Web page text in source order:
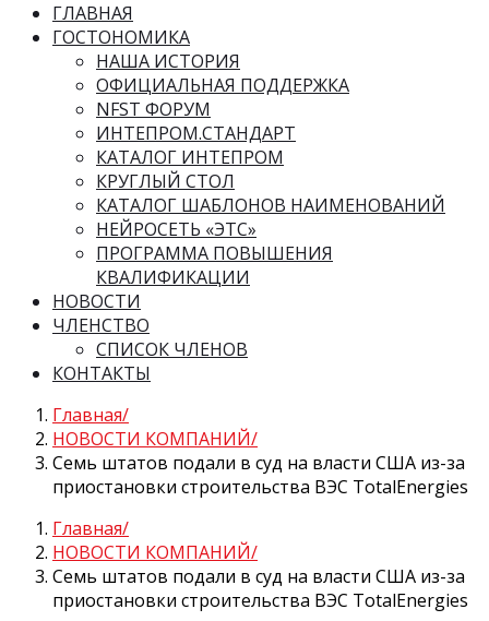
ГЛАВНАЯ
ГОСТОНОМИКА
НАША ИСТОРИЯ
ОФИЦИАЛЬНАЯ ПОДДЕРЖКА
NFST ФОРУМ
ИНТЕПРОМ.СТАНДАРТ
КАТАЛОГ ИНТЕПРОМ
КРУГЛЫЙ СТОЛ
КАТАЛОГ ШАБЛОНОВ НАИМЕНОВАНИЙ
НЕЙРОСЕТЬ «ЭТС»
ПРОГРАММА ПОВЫШЕНИЯ
КВАЛИФИКАЦИИ
НОВОСТИ
ЧЛЕНСТВО
СПИСОК ЧЛЕНОВ
КОНТАКТЫ
Главная
НОВОСТИ КОМПАНИЙ
Семь штатов подали в суд на власти США из-за
приостановки строительства ВЭС TotalEnergies
Главная
НОВОСТИ КОМПАНИЙ
Семь штатов подали в суд на власти США из-за
приостановки строительства ВЭС TotalEnergies